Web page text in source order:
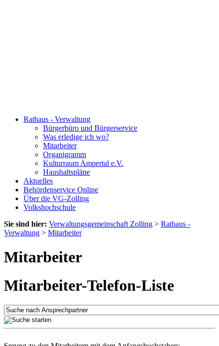
Rathaus - Verwaltung
Bürgerbüro und Bürgerservice
Was erledige ich wo?
Mitarbeiter
Organigramm
Kulturraum Ampertal e.V.
Haushaltspläne
Aktuelles
Behördenservice Online
Über die VG-Zolling
Volkshochschule
Sie sind hier: Verwaltungsgemeinschaft Zolling > Rathaus -
Verwaltung > Mitarbeiter
Mitarbeiter
Mitarbeiter-Telefon-Liste